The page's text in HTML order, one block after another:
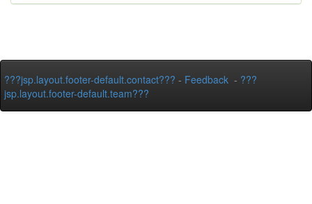
???jsp.layout.footer-default.contact??? - Feedback - ???
jsp.layout.footer-default.team???